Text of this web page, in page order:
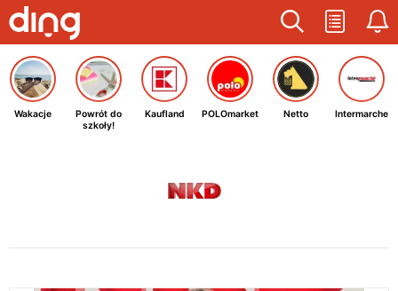
Wakacje
Powrót do
szkoły!
Kaufland POLOmarket Netto Intermarche